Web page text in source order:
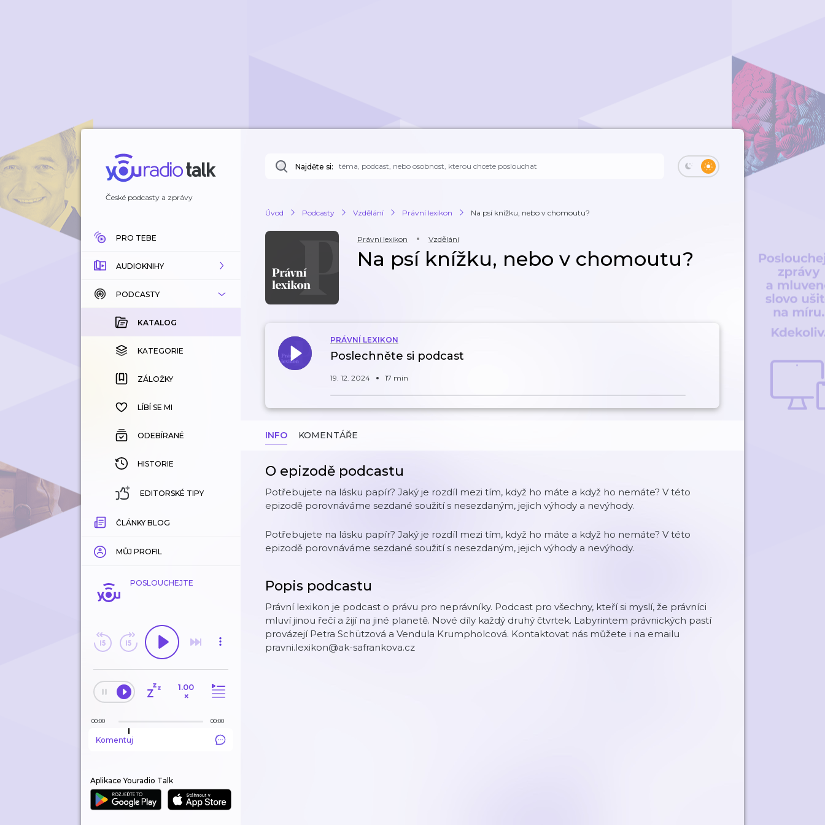
České podcasty a zprávy
PRO TEBE
AUDIOKNIHY
KATALOG
KOUPENÉ
KATEGORIE
ZÁLOŽKY
HISTORIE
PODCASTY
KATALOG
KATEGORIE
ZÁLOŽKY
LÍBÍ SE MI
ODEBÍRANÉ
HISTORIE
EDITORSKÉ TIPY
ČLÁNKY BLOG
MŮJ PROFIL
POSLOUCHEJTE
1.00
×
00:00 00:00
Komentuj
Aplikace Youradio Talk
Najděte si:
Úvod Podcasty Vzdělání Právní lexikon Na psí knížku, nebo v chomoutu?
Právní lexikon Vzdělání
Na psí knížku, nebo v chomoutu?
PRÁVNÍ LEXIKON
Poslechněte si podcast
19. 12. 2024 17 min
INFO KOMENTÁŘE
O epizodě podcastu
Potřebujete na lásku papír? Jaký je rozdíl mezi tím, když ho máte a když ho nemáte? V této
epizodě porovnáváme sezdané soužití s nesezdaným, jejich výhody a nevýhody.
Potřebujete na lásku papír? Jaký je rozdíl mezi tím, když ho máte a když ho nemáte? V této
epizodě porovnáváme sezdané soužití s nesezdaným, jejich výhody a nevýhody.
Popis podcastu
Právní lexikon je podcast o právu pro neprávníky. Podcast pro všechny, kteří si myslí, že právníci
mluví jinou řečí a žijí na jiné planetě. Nové díly každý druhý čtvrtek. Labyrintem právnických pastí
provázejí Petra Schützová a Vendula Krumpholcová. Kontaktovat nás můžete i na emailu
pravni.lexikon@ak-safrankova.cz